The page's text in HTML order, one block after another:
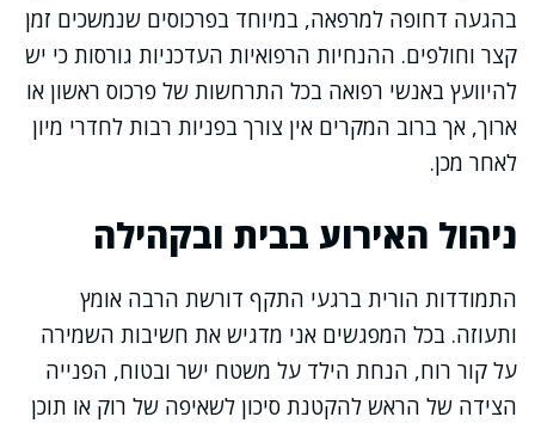
בהגעה דחופה למרפאה, במיוחד בפרכוסים שנמשכים זמן
קצר וחולפים. ההנחיות הרפואיות העדכניות גורסות כי יש
להיוועץ באנשי רפואה בכל התרחשות של פרכוס ראשון או
ארוך, אך ברוב המקרים אין צורך בפניות רבות לחדרי מיון
לאחר מכן.
ניהול האירוע בבית ובקהילה
התמודדות הורית ברגעי התקף דורשת הרבה אומץ
ותעוזה. בכל המפגשים אני מדגיש את חשיבות השמירה
על קור רוח, הנחת הילד על משטח ישר ובטוח, הפנייה
הצידה של הראש להקטנת סיכון לשאיפה של רוק או תוכן